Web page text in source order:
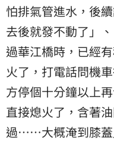
怕排氣管進水，後
去後就發不動了」
過華江橋時，已經
火了，打電話問機
方停個十分鐘以上
直接熄火了，含著
過……大概淹到膝蓋